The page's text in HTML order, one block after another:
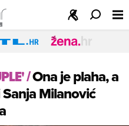
/Ona je plaha, a
Milanović